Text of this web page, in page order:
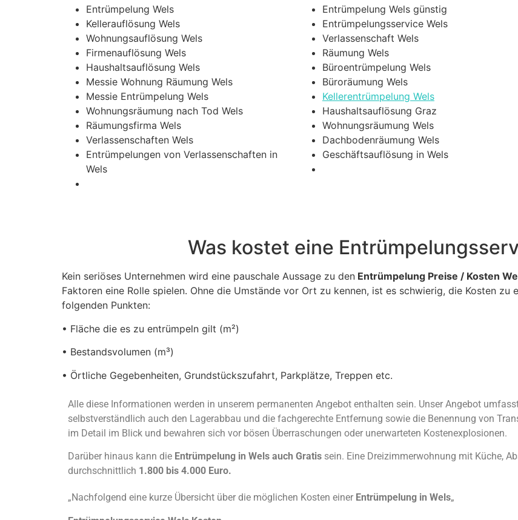
Entrümpelung Wels
Kellerauflösung Wels
Wohnungsauflösung Wels
Firmenauflösung Wels
Haushaltsauflösung Wels
Messie Wohnung Räumung Wels
Messie Entrümpelung Wels
Wohnungsräumung nach Tod Wels
Räumungsfirma Wels
Verlassenschaften Wels
Entrümpelungen von Verlassenschaften in
Wels
Entrümpelung Wels günstig
Entrümpelungsservice Wels
Verlassenschaft Wels
Räumung Wels
Büroentrümpelung Wels
Büroräumung Wels
Kellerentrümpelung Wels
Haushaltsauflösung Graz
Wohnungsräumung Wels
Dachbodenräumung Wels
Geschäftsauflösung in Wels
Was kostet eine
Kein seriöses Unternehmen wird eine pauschale Aussage zu den Entrümpelung Preise / Kosten
Faktoren eine Rolle spielen. Ohne die Umstände vor Ort zu kennen, ist es schwierig, die Kosten
folgenden Punkten:
• Fläche die es zu entrümpeln gilt (m²)
• Bestandsvolumen (m³)
• Örtliche Gegebenheiten, Grundstückszufahrt, Parkplätze, Treppen etc.
Alle diese Informationen werden in unserem permanenten Angebot enthalten sein. Unser Angebot
selbstverständlich auch den Lagerabbau und die fachgerechte Entfernung sowie die Benennung von
im Detail im Blick und bewahren sich vor bösen Überraschungen oder unerwarteten Kostenexplosionen.
Darüber hinaus kann die Entrümpelung in Wels auch Gratis sein. Eine Dreizimmerwohnung mit Küche,
durchschnittlich 1.800 bis 4.000 Euro.
„Nachfolgend eine kurze Übersicht über die möglichen Kosten einer Entrümpelung in Wels„